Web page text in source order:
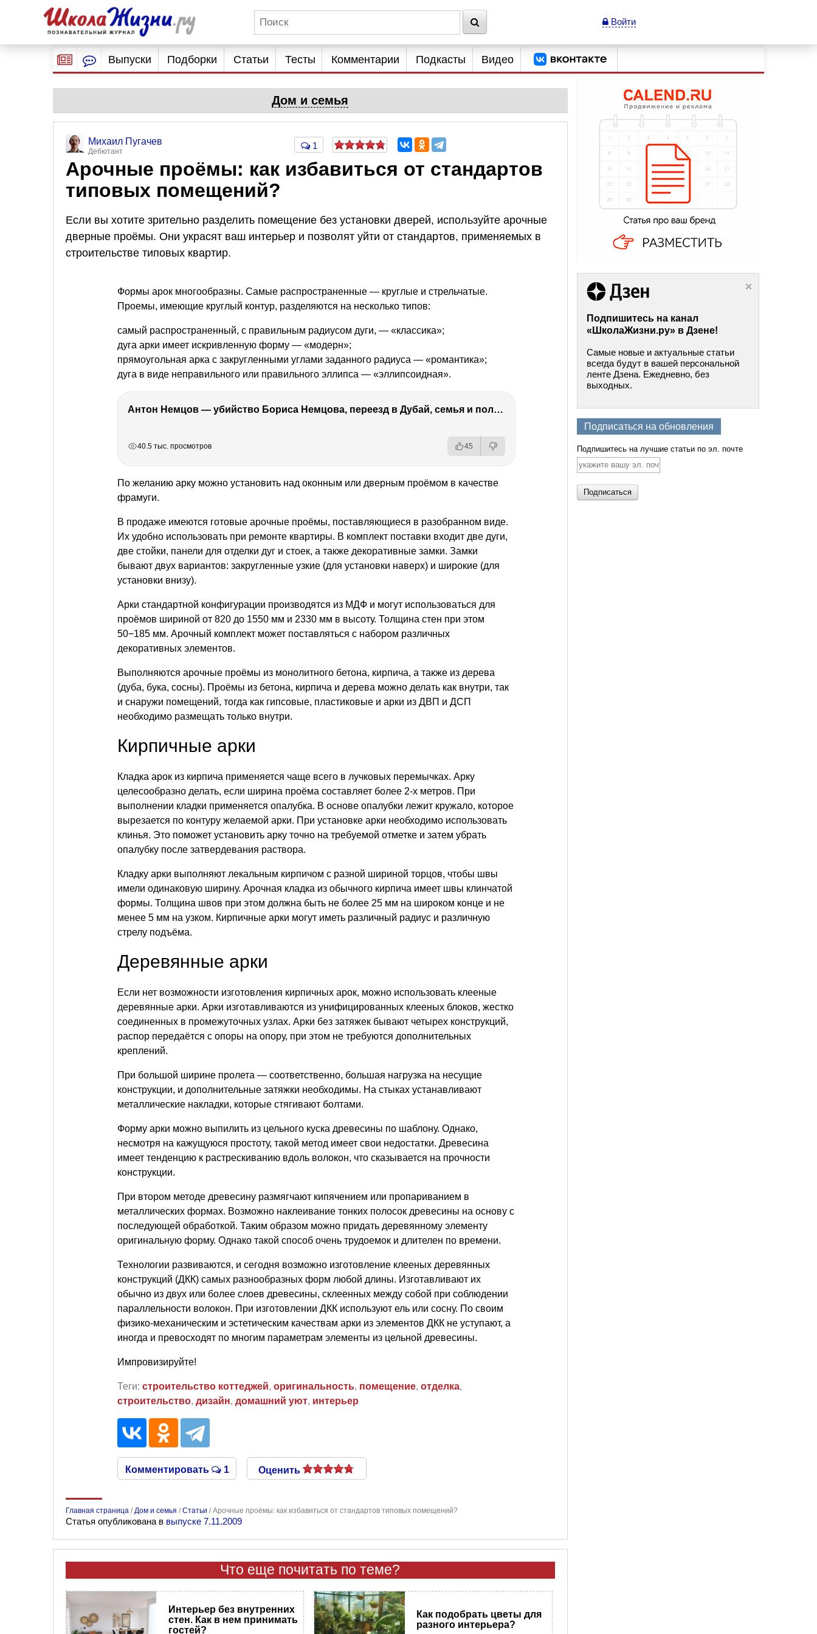
Войти
Выпуски Подборки Статьи Тесты Комментарии Подкасты Видео
Дом и семья
Михаил Пугачев
Дебютант
1
Арочные проёмы: как избавиться от стандартов
типовых помещений?
Если вы хотите зрительно разделить помещение без установки дверей, используйте арочные
дверные проёмы. Они украсят ваш интерьер и позволят уйти от стандартов, применяемых в
строительстве типовых квартир.
Формы арок многообразны. Самые распространенные — круглые и стрельчатые.
Проемы, имеющие круглый контур, разделяются на несколько типов:
самый распространенный, с правильным радиусом дуги, — «классика»;
дуга арки имеет искривленную форму — «модерн»;
прямоугольная арка с закругленными углами заданного радиуса — «романтика»;
дуга в виде неправильного или правильного эллипса — «эллипсоидная».
Антон Немцов — убийство Бориса Немцова, переезд в Дубай, семья и политика
40.5 тыс. просмотров 45
По желанию арку можно установить над оконным или дверным проёмом в качестве
фрамуги.
В продаже имеются готовые арочные проёмы, поставляющиеся в разобранном виде.
Их удобно использовать при ремонте квартиры. В комплект поставки входит две дуги,
две стойки, панели для отделки дуг и стоек, а также декоративные замки. Замки
бывают двух вариантов: закругленные узкие (для установки наверх) и широкие (для
установки внизу).
Арки стандартной конфигурации производятся из МДФ и могут использоваться для
проёмов шириной от 820 до 1550 мм и 2330 мм в высоту. Толщина стен при этом
50−185 мм. Арочный комплект может поставляться с набором различных
декоративных элементов.
Выполняются арочные проёмы из монолитного бетона, кирпича, а также из дерева
(дуба, бука, сосны). Проёмы из бетона, кирпича и дерева можно делать как внутри, так
и снаружи помещений, тогда как гипсовые, пластиковые и арки из ДВП и ДСП
необходимо размещать только внутри.
Кирпичные арки
Кладка арок из кирпича применяется чаще всего в лучковых перемычках. Арку
целесообразно делать, если ширина проёма составляет более 2-х метров. При
выполнении кладки применяется опалубка. В основе опалубки лежит кружало, которое
вырезается по контуру желаемой арки. При установке арки необходимо использовать
клинья. Это поможет установить арку точно на требуемой отметке и затем убрать
опалубку после затвердевания раствора.
Кладку арки выполняют лекальным кирпичом с разной шириной торцов, чтобы швы
имели одинаковую ширину. Арочная кладка из обычного кирпича имеет швы клинчатой
формы. Толщина швов при этом должна быть не более 25 мм на широком конце и не
менее 5 мм на узком. Кирпичные арки могут иметь различный радиус и различную
стрелу подъёма.
Деревянные арки
Если нет возможности изготовления кирпичных арок, можно использовать клееные
деревянные арки. Арки изготавливаются из унифицированных клееных блоков, жестко
соединенных в промежуточных узлах. Арки без затяжек бывают четырех конструкций,
распор передаётся с опоры на опору, при этом не требуются дополнительных
креплений.
При большой ширине пролета — соответственно, большая нагрузка на несущие
конструкции, и дополнительные затяжки необходимы. На стыках устанавливают
металлические накладки, которые стягивают болтами.
Форму арки можно выпилить из цельного куска древесины по шаблону. Однако,
несмотря на кажущуюся простоту, такой метод имеет свои недостатки. Древесина
имеет тенденцию к растрескиванию вдоль волокон, что сказывается на прочности
конструкции.
При втором методе древесину размягчают кипячением или пропариванием в
металлических формах. Возможно наклеивание тонких полосок древесины на основу с
последующей обработкой. Таким образом можно придать деревянному элементу
оригинальную форму. Однако такой способ очень трудоемок и длителен по времени.
Технологии развиваются, и сегодня возможно изготовление клееных деревянных
конструкций (ДКК) самых разнообразных форм любой длины. Изготавливают их
обычно из двух или более слоев древесины, склеенных между собой при соблюдении
параллельности волокон. При изготовлении ДКК используют ель или сосну. По своим
физико-механическим и эстетическим качествам арки из элементов ДКК не уступают, а
иногда и превосходят по многим параметрам элементы из цельной древесины.
Импровизируйте!
Теги: строительство коттеджей, оригинальность, помещение, отделка,
строительство, дизайн, домашний уют, интерьер
Комментировать 1 Оценить
Главная страница / Дом и семья /Статьи /Арочные проёмы: как избавиться от стандартов типовых помещений?
Статья опубликована в выпуске 7.11.2009
Что еще почитать по теме?
Интерьер без внутренних
стен. Как в нем принимать
гостей?
Как подобрать цветы для
разного интерьера?
Подпишитесь на канал
«ШколаЖизни.ру» в Дзене!
Самые новые и актуальные статьи
всегда будут в вашей персональной
ленте Дзена. Ежедневно, без
выходных.
Подписаться на обновления
Подпишитесь на лучшие статьи по эл. почте